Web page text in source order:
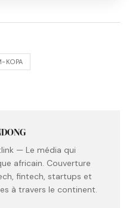
KOPA
— Le média qui
africain. Couverture
fintech, startups et
à travers le continent.